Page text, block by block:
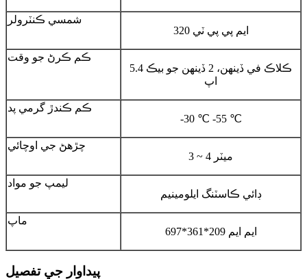
شمسي ڪنٽرولر
ايم پي پي ٽي 320
ڪم ڪرڻ جو وقت
5.4 ڪلاڪ في ڏينهن، 2 ڏينهن جو بيڪ
اپ
ڪم ڪندڙ گرمي پد
-30 ℃ -55 ℃
چڙهڻ جي اوچائي
3 ~ 4 ميٽر
ليمپ جو مواد
ڊائي ڪاسٽنگ ايلومينيم
ماپ
697*361*209 ايم ايم
پيداوار جي تفصيل